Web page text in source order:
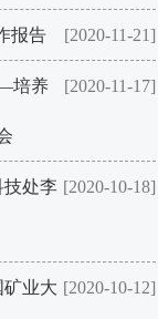
[2020-11-21]
报告
[2020-11-17]
培养
[2020-10-18]
技处李
[2020-10-12]
业大